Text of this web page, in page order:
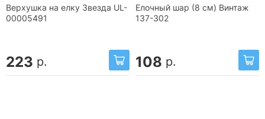
Верхушка на елку Звезда UL-
00005491
223 р.
Елочный шар (8 см) Винтаж
137-302
108 р.